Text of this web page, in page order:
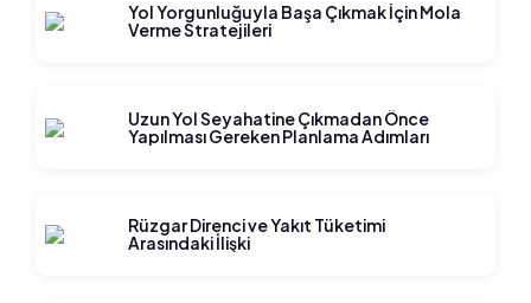
Yol Yorgunluğuyla Başa Çıkmak İçin Mola
Verme Stratejileri
Uzun Yol Seyahatine Çıkmadan Önce
Yapılması Gereken Planlama Adımları
Rüzgar Direnci ve Yakıt Tüketimi
Arasındaki İlişki